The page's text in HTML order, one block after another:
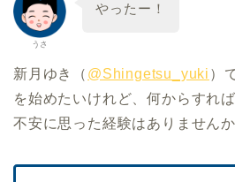
うさ
やったー！
新月ゆき（ @Shingetsu_yuki ）
を始めたいけれど、何からすれ
不安に思った経験はありませんか